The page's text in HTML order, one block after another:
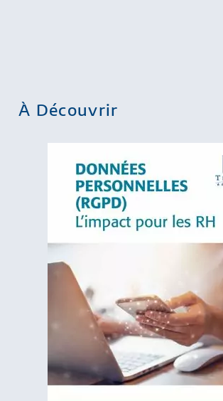
À Découvrir